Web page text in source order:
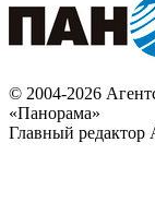
© 2004-2026
«Панорама»
Главный